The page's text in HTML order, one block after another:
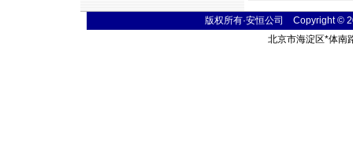
版权所有·安恒公司 Copyright ©
北京市海淀区*体南